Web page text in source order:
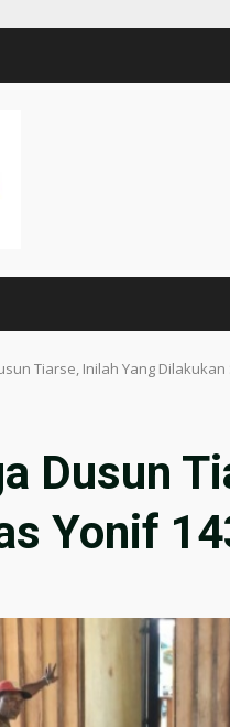
Tiarse, Inilah Yang Dilakukan
Dusun
Yonif